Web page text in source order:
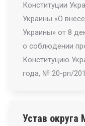
Конституции
Украины «О
Украины» от 8
о соблюдении
Конституцию
года, № 20-рп/
Устав округа